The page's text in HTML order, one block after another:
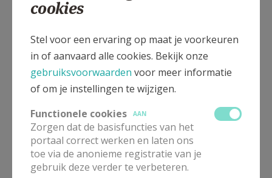
van Averbode.
Kerk Stekene en Sint-Gillis-Waas
Meer
cookies
Stel voor een ervaring op maat je voorkeuren
in of aanvaard alle cookies. Bekijk onze
gebruiksvoorwaarden voor meer informatie
of om je instellingen te wijzigen.
Functionele cookies
AAN
Zorgen dat de basisfuncties van het
portaal correct werken en laten ons
toe via de anonieme registratie van je
gebruik deze verder te verbeteren.